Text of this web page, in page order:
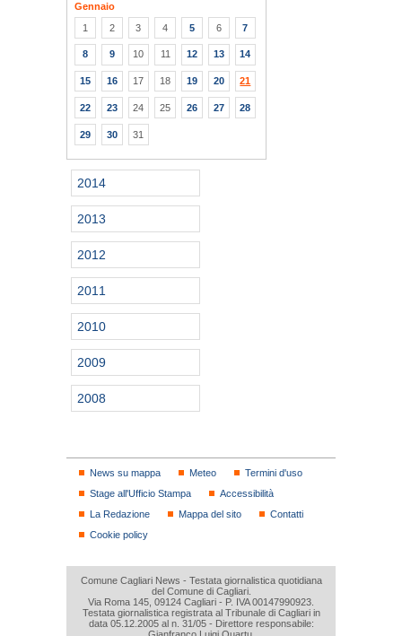
Gennaio
1
2 3 4 5 6 7
8 9 10 11 12 13 14
15 16 17 18 19 20 21
22 23 24 25 26 27 28
29 30 31
2014
2013
2012
2011
2010
2009
2008
News su mappa Meteo
Termini d'uso
Stage all'Ufficio Stampa
Accessibilità
La Redazione
Mappa del sito
Contatti
Cookie policy
Comune Cagliari News - Testata giornalistica quotidiana
del Comune di Cagliari.
Via Roma 145, 09124 Cagliari - P. IVA 00147990923.
Testata giornalistica registrata al Tribunale di Cagliari in
data 05.12.2005 al n. 31/05 - Direttore responsabile: